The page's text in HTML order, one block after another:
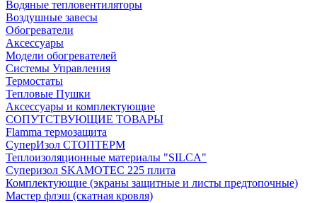
Водяные тепловентиляторы
Воздушные завесы
Обогреватели
Аксессуары
Модели обогревателей
Системы Управления
Термостаты
Тепловые Пушки
Аксессуары и комплектующие
СОПУТСТВУЮЩИЕ ТОВАРЫ
Flamma термозащита
СуперИзол СТОПТЕРМ
Теплоизоляционные материалы "SILCA"
Суперизол SKAMOTEC 225 плита
Комплектующие (экраны защитные и листы предтопочные)
Мастер флэш (скатная кровля)